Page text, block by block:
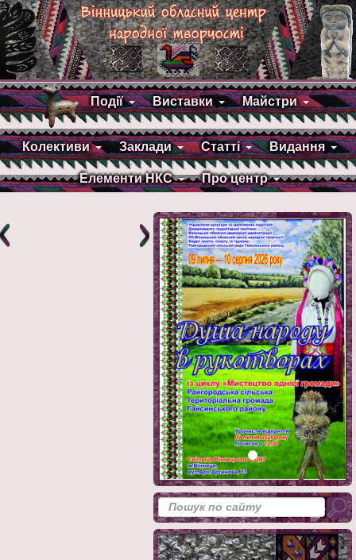
Події Виставки Майстри
Колективи Заклади Статті Видання
Елементи НКС Про центр